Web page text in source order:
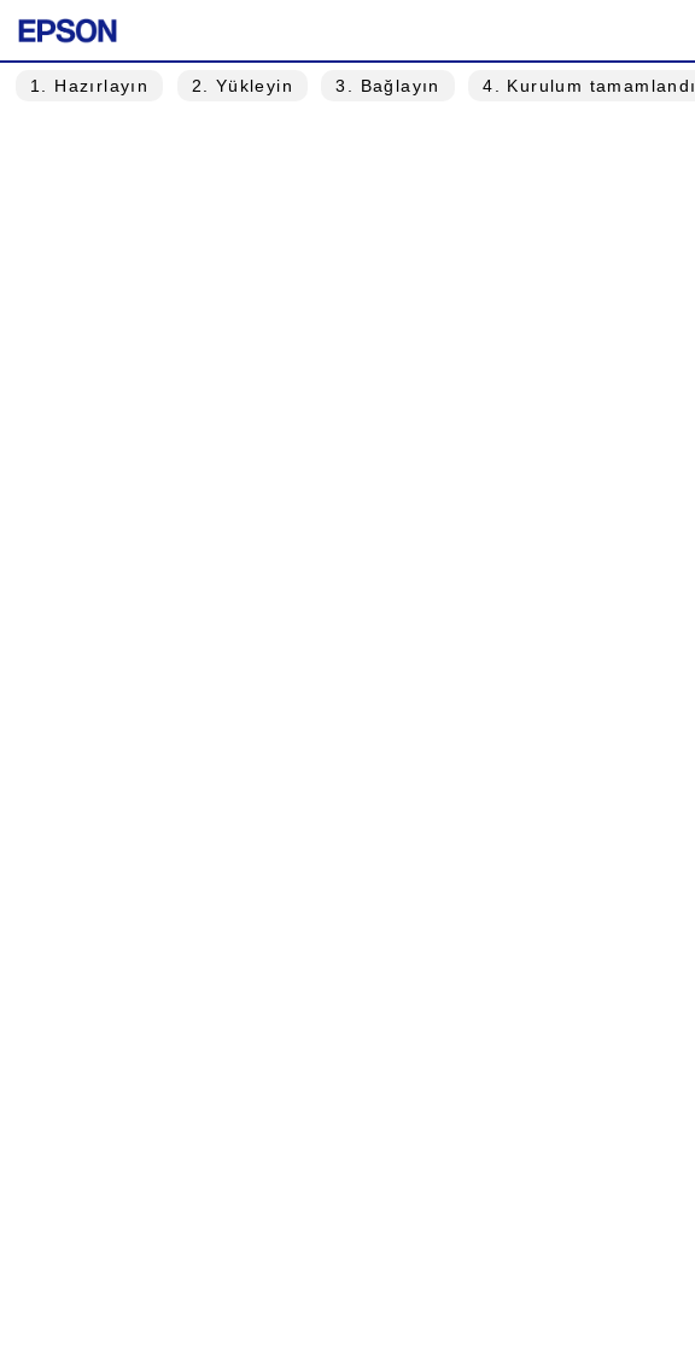
1 . Hazırlayın 2 . Yükleyin 3 . Bağlayın 4 . Kurulum tamamlandı